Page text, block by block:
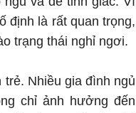
định là rất quan trọng,
trạng thái nghỉ ngơi.
Nhiều gia đình ngủ
chỉ ảnh hưởng đến